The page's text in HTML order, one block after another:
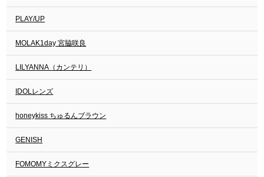
PLAY/UP
MOLAK1day 宮脇咲良
LILYANNA（カンテリ）
IDOLレンズ
honeykiss ちゅるんブラウン
GENISH
FOMOMYミクスグレー